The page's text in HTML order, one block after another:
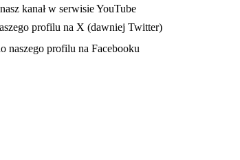
się w nowej karcie
kanał w serwisie YouTube
profilu na X (dawniej Twitter)
się w nowej karcie
naszego profilu na Facebooku